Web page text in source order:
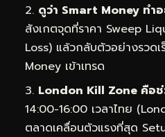
ดูว่า Smart Money ทำอ
สังเกตจุดที่ราคา Sweep
Loss) แล้วกลับตัวอย่างรวด
Money เข้าเทรด
London Kill Zone คือช่
14:00-16:00 เวลาไทย
ตลาดเคลื่อนตัวแรงที่สุด